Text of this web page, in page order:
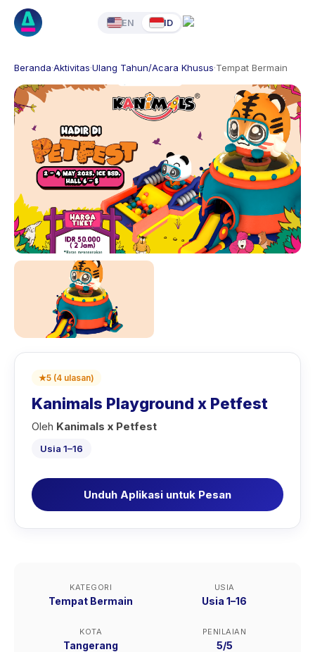
EN ID
Beranda·Aktivitas·Ulang Tahun/Acara Khusus·Tempat Bermain
★5 (4 ulasan)
Kanimals Playground x Petfest
Oleh Kanimals x Petfest
Usia 1–16
Unduh Aplikasi untuk Pesan
KATEGORI
Tempat Bermain
USIA
Usia 1–16
KOTA
Tangerang
PENILAIAN
5/5